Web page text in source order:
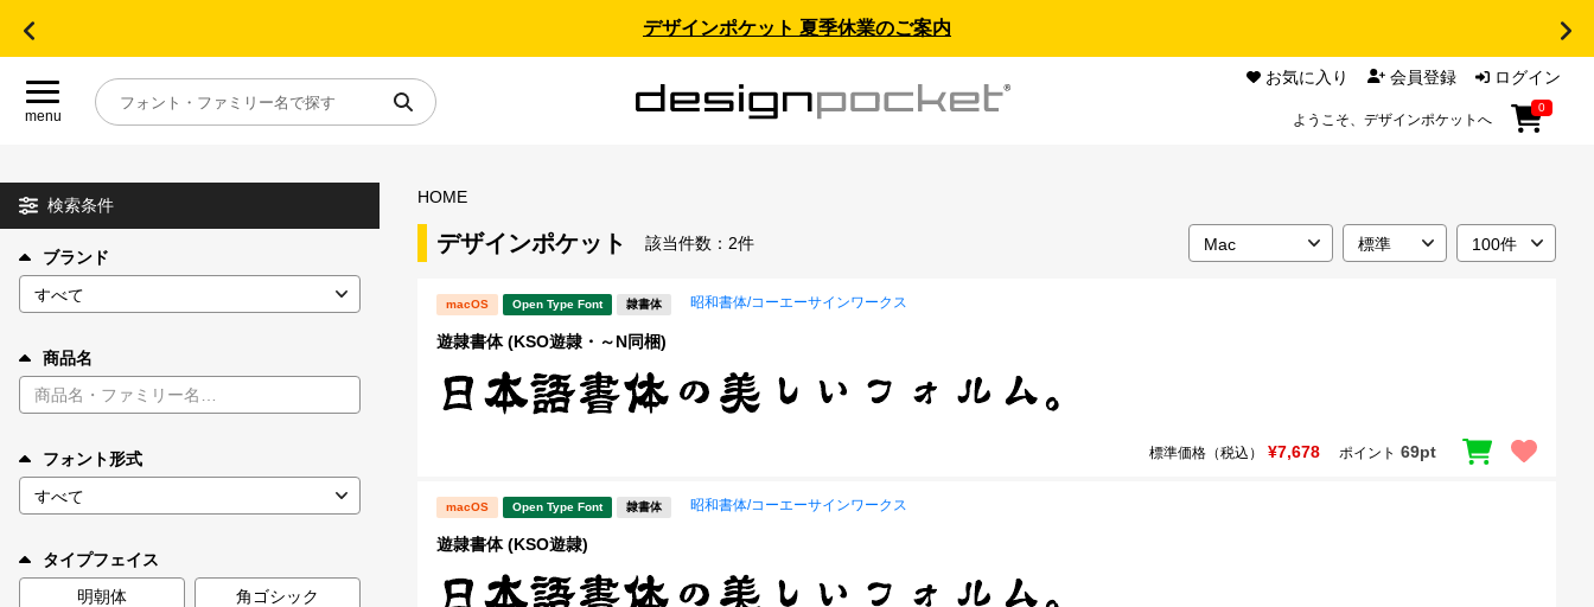
デザインポケット 夏季休業のご案内
menu
お気に入り 会員登録 ログイン
ようこそ、デザインポケットへ
0
目的別フォントガイド
特集
年間ライセンス商品
キャンペーン一覧
検索条件
ブランド
商品名
フォント形式
タイプフェイス
明朝体
角ゴシック
HOME
デザインポケット 該当件数： 2件
macOS Open Type Font 隷書体 昭和書体/コーエーサインワークス
遊隷書体 (KSO遊隷・～N同梱)
標準価格（税込） ¥7,678 ポイント 69pt
macOS Open Type Font 隷書体 昭和書体/コーエーサインワークス
遊隷書体 (KSO遊隷)